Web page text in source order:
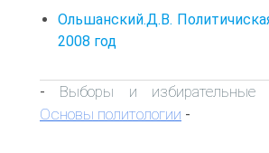
Ольшанский.Д.В.
2008 год
- Выборы и избирательные
Основы политологии -